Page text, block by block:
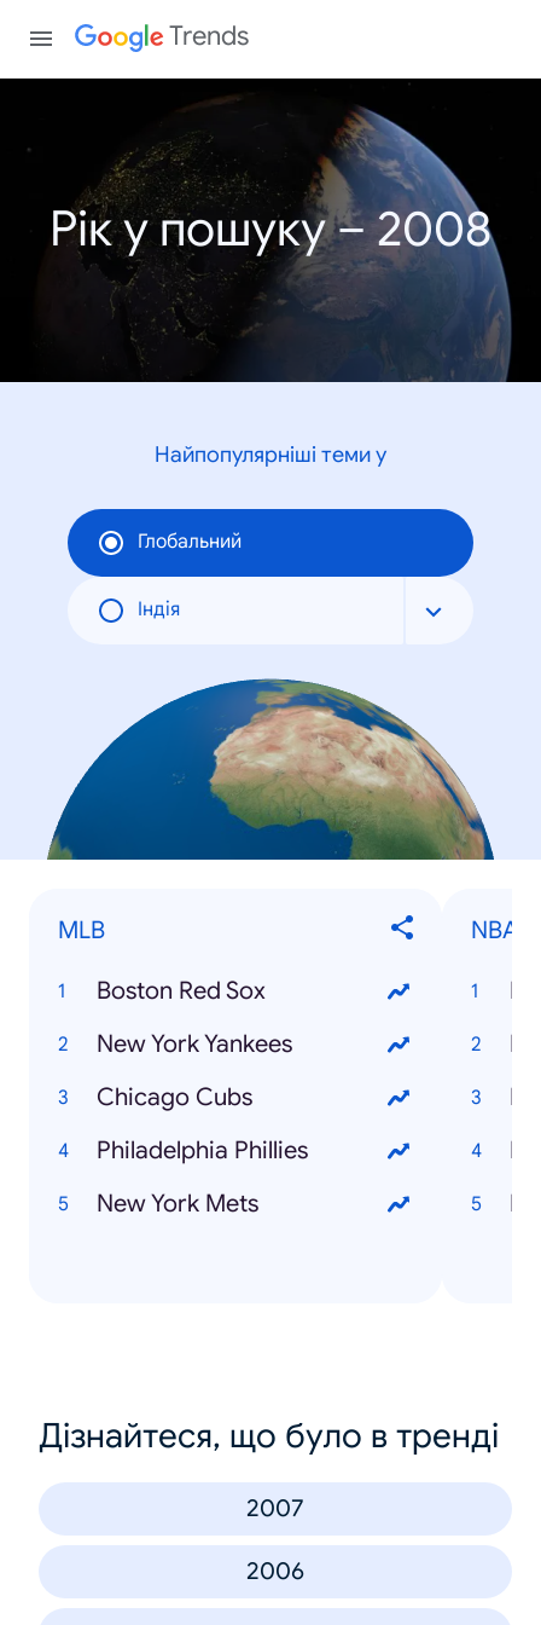
Trends
Рік у пошуку – 2008
Найпопулярніші теми у
Глобальний
Індія
MLB
Boston Red Sox
New York Yankees
Chicago Cubs
Philadelphia Phillies
New York Mets
NBA
Дізнайтеся, що було в тренді
2007
2006